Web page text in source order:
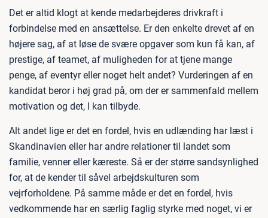
Det er altid klogt at kende medarbejderes drivkraft i
forbindelse med en ansættelse. Er den enkelte drevet af en
højere sag, af at løse de svære opgaver som kun få kan, af
prestige, af teamet, af muligheden for at tjene mange
penge, af eventyr eller noget helt andet? Vurderingen af en
kandidat beror i høj grad på, om der er sammenfald mellem
motivation og det, I kan tilbyde.
Alt andet lige er det en fordel, hvis en udlænding har læst i
Skandinavien eller har andre relationer til landet som
familie, venner eller kæreste. Så er der større sandsynlighed
for, at de kender til såvel arbejdskulturen som
vejrforholdene. På samme måde er det en fordel, hvis
vedkommende har en særlig faglig styrke med noget, vi er